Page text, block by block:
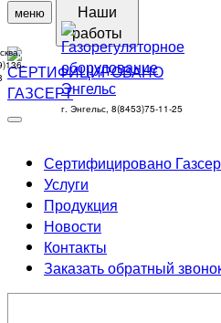
меню
Наши
работы
г. Энгельс, 8(8453)75-11-25
Сертифицировано
Услуги
Продукция
Новости
Контакты
Заказать обратный